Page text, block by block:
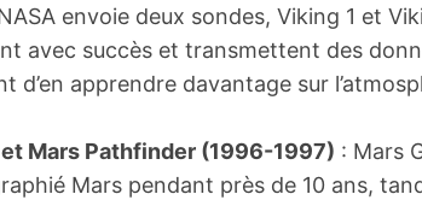
envoie deux sondes, Viking 1 et
avec succès et transmettent des
apprendre davantage sur
Mars Pathfinder (1996-1997) : Mars
Mars pendant près de 10 ans,